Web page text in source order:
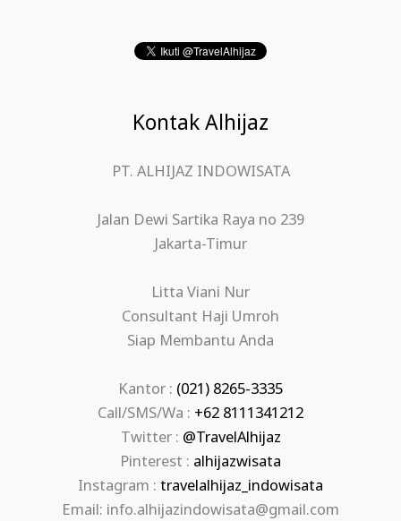
Kontak Alhijaz
PT. ALHIJAZ INDOWISATA
Jalan Dewi Sartika Raya no 239
Jakarta-Timur
Litta Viani Nur
Consultant Haji Umroh
Siap Membantu Anda
Kantor : (021) 8265-3335
Call/SMS/Wa : +62 8111341212
Twitter : @TravelAlhijaz
Pinterest : alhijazwisata
Instagram : travelalhijaz_indowisata
Email: info.alhijazindowisata@gmail.com